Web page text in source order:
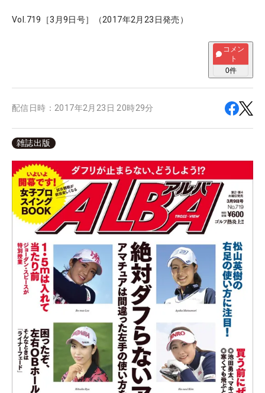
Vol.719［3月9日号］（2017年2月23日発売）
コメン
ト
0件
配信日時： 2017年2月23日 20時29分
雑誌出版